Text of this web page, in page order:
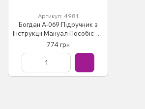
Артикул: 4981
Богдан A-069 Підручник з
Інструкції Мануал Пособіє По
Ремонту Експлуатації
електричних схем дизель
774 грн